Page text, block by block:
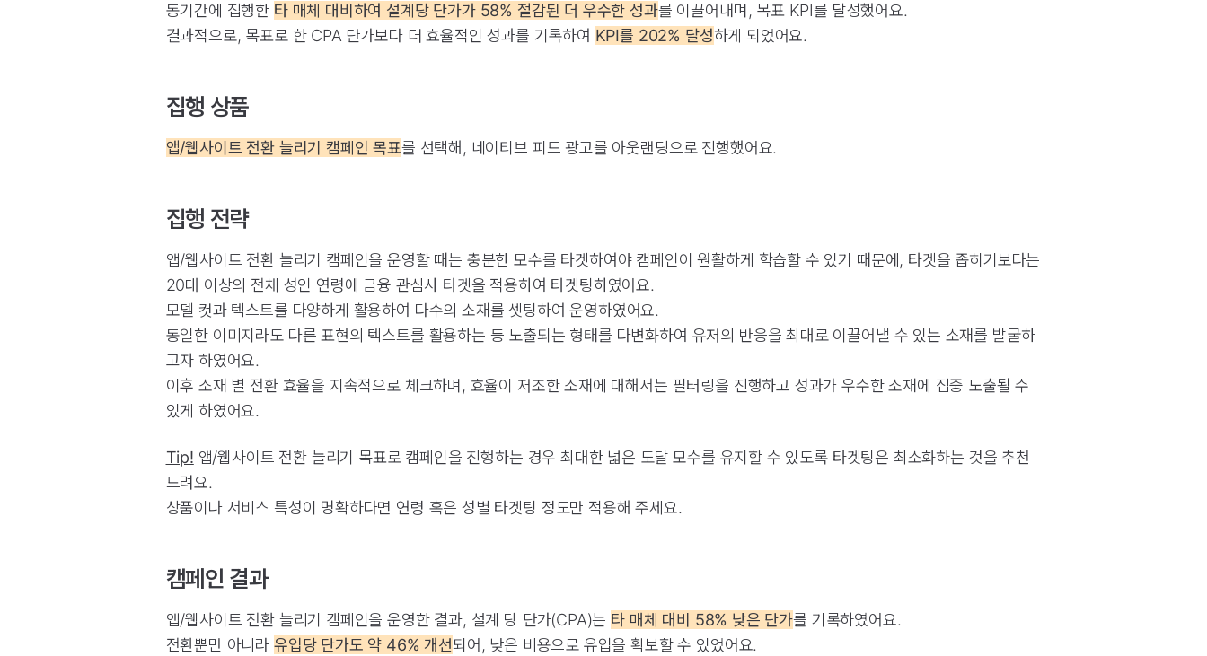
동기간에 집행한 타 매체 대비하여 설계당 단가가 58% 절감된 더 우수한 성과를 이끌어내며, 목표 KPI를 달성했어요.
결과적으로, 목표로 한 CPA 단가보다 더 효율적인 성과를 기록하여 KPI를 202% 달성하게 되었어요.
집행 상품
앱/웹사이트 전환 늘리기 캠페인 목표를 선택해, 네이티브 피드 광고를 아웃랜딩으로 진행했어요.
집행 전략
앱/웹사이트 전환 늘리기 캠페인을 운영할 때는 충분한 모수를 타겟하여야 캠페인이 원활하게 학습할 수 있기 때문에, 타겟을 좁히기보다는
20대 이상의 전체 성인 연령에 금융 관심사 타겟을 적용하여 타겟팅하였어요.
모델 컷과 텍스트를 다양하게 활용하여 다수의 소재를 셋팅하여 운영하였어요.
동일한 이미지라도 다른 표현의 텍스트를 활용하는 등 노출되는 형태를 다변화하여 유저의 반응을 최대로 이끌어낼 수 있는 소재를 발굴하
고자 하였어요.
이후 소재 별 전환 효율을 지속적으로 체크하며, 효율이 저조한 소재에 대해서는 필터링을 진행하고 성과가 우수한 소재에 집중 노출될 수
있게 하였어요.
Tip! 앱/웹사이트 전환 늘리기 목표로 캠페인을 진행하는 경우 최대한 넓은 도달 모수를 유지할 수 있도록 타겟팅은 최소화하는 것을 추천
드려요.
상품이나 서비스 특성이 명확하다면 연령 혹은 성별 타겟팅 정도만 적용해 주세요.
캠페인 결과
앱/웹사이트 전환 늘리기 캠페인을 운영한 결과, 설계 당 단가(CPA)는 타 매체 대비 58% 낮은 단가를 기록하였어요.
전환뿐만 아니라 유입당 단가도 약 46% 개선되어, 낮은 비용으로 유입을 확보할 수 있었어요.